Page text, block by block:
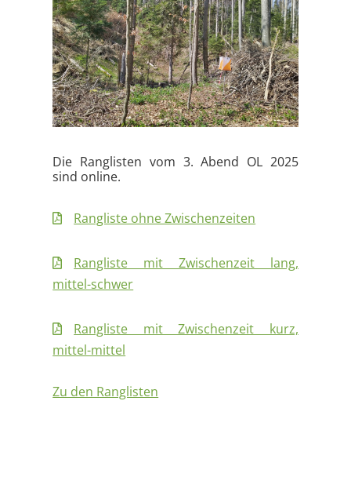
Die Ranglisten vom 3. Abend OL 2025
sind online.
Rangliste ohne Zwischenzeiten
Rangliste mit Zwischenzeit lang,
mittel-schwer
Rangliste mit Zwischenzeit kurz,
mittel-mittel
Zu den Ranglisten